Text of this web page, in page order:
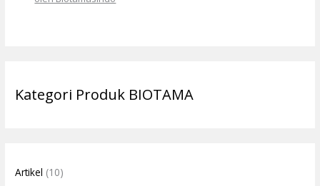
Kategori Produk BIOTAMA
Artikel (10)